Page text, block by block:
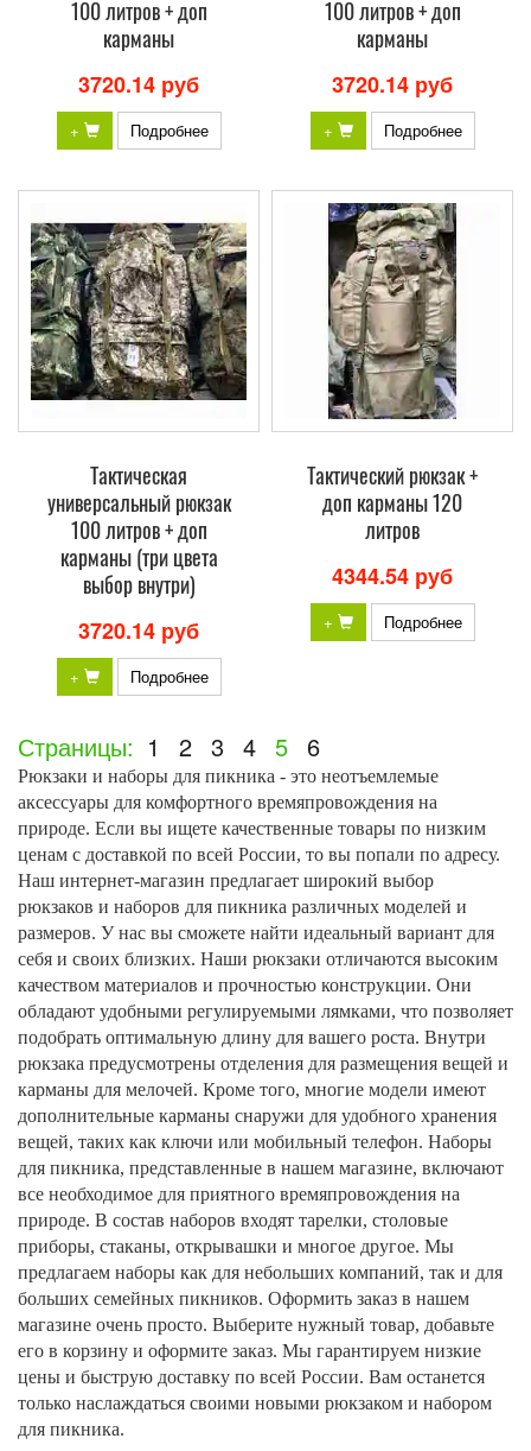
100 литров + доп
карманы
3720.14 руб
+ Подробнее
100 литров + доп
карманы
3720.14 руб
+ Подробнее
Тактическая
универсальный рюкзак
100 литров + доп
карманы (три цвета
выбор внутри)
3720.14 руб
+ Подробнее
Тактический рюкзак +
доп карманы 120
литров
4344.54 руб
+ Подробнее
Страницы: 1 2 3 4 5 6
Рюкзаки и наборы для пикника - это неотъемлемые
аксессуары для комфортного времяпровождения на
природе. Если вы ищете качественные товары по низким
ценам с доставкой по всей России, то вы попали по адресу.
Наш интернет-магазин предлагает широкий выбор
рюкзаков и наборов для пикника различных моделей и
размеров. У нас вы сможете найти идеальный вариант для
себя и своих близких. Наши рюкзаки отличаются высоким
качеством материалов и прочностью конструкции. Они
обладают удобными регулируемыми лямками, что позволяет
подобрать оптимальную длину для вашего роста. Внутри
рюкзака предусмотрены отделения для размещения вещей и
карманы для мелочей. Кроме того, многие модели имеют
дополнительные карманы снаружи для удобного хранения
вещей, таких как ключи или мобильный телефон. Наборы
для пикника, представленные в нашем магазине, включают
все необходимое для приятного времяпровождения на
природе. В состав наборов входят тарелки, столовые
приборы, стаканы, открывашки и многое другое. Мы
предлагаем наборы как для небольших компаний, так и для
больших семейных пикников. Оформить заказ в нашем
магазине очень просто. Выберите нужный товар, добавьте
его в корзину и оформите заказ. Мы гарантируем низкие
цены и быструю доставку по всей России. Вам останется
только наслаждаться своими новыми рюкзаком и набором
для пикника.